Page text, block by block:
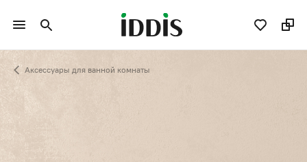
Аксессуары для ванной комнаты